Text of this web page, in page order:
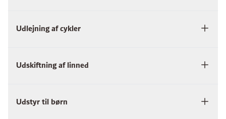
Udlejning af cykler
Udskiftning af linned
Udstyr til børn